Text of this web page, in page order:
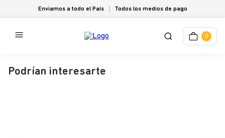
Enviamos a todo el País Todos los medios de pago
0
Podrían interesarte